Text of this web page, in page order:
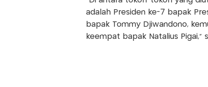
adalah Presiden ke-7 bapak
bapak Tommy Djiwandono,
keempat bapak Natalius Pigai,”